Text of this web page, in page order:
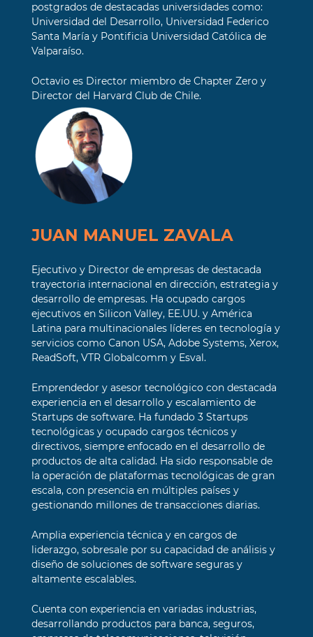
postgrados de destacadas universidades como:
Universidad del Desarrollo, Universidad Federico
Santa María y Pontificia Universidad Católica de
Valparaíso.
Octavio es Director miembro de Chapter Zero y
Director del Harvard Club de Chile.
JUAN MANUEL ZAVALA
Ejecutivo y Director de empresas de destacada
trayectoria internacional en dirección, estrategia y
desarrollo de empresas. Ha ocupado cargos
ejecutivos en Silicon Valley, EE.UU. y América
Latina para multinacionales líderes en tecnología y
servicios como Canon USA, Adobe Systems, Xerox,
ReadSoft, VTR Globalcomm y Esval.
Emprendedor y asesor tecnológico con destacada
experiencia en el desarrollo y escalamiento de
Startups de software. Ha fundado 3 Startups
tecnológicas y ocupado cargos técnicos y
directivos, siempre enfocado en el desarrollo de
productos de alta calidad. Ha sido responsable de
la operación de plataformas tecnológicas de gran
escala, con presencia en múltiples países y
gestionando millones de transacciones diarias.
Amplia experiencia técnica y en cargos de
liderazgo, sobresale por su capacidad de análisis y
diseño de soluciones de software seguras y
altamente escalables.
Cuenta con experiencia en variadas industrias,
desarrollando productos para banca, seguros,